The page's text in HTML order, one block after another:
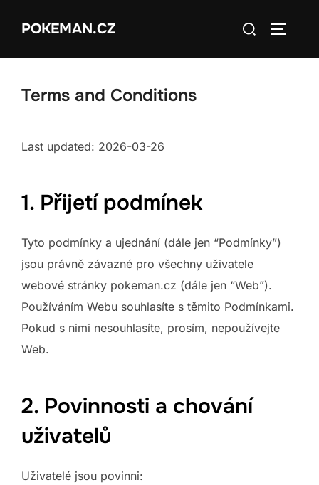
POKEMAN.CZ
Search
Terms and Conditions
Last updated: 2026-03-26
1. Přijetí podmínek
Tyto podmínky a ujednání (dále jen “Podmínky”)
jsou právně závazné pro všechny uživatele
webové stránky pokeman.cz (dále jen “Web”).
Používáním Webu souhlasíte s těmito Podmínkami.
Pokud s nimi nesouhlasíte, prosím, nepoužívejte
Web.
2. Povinnosti a chování
uživatelů
Uživatelé jsou povinni: